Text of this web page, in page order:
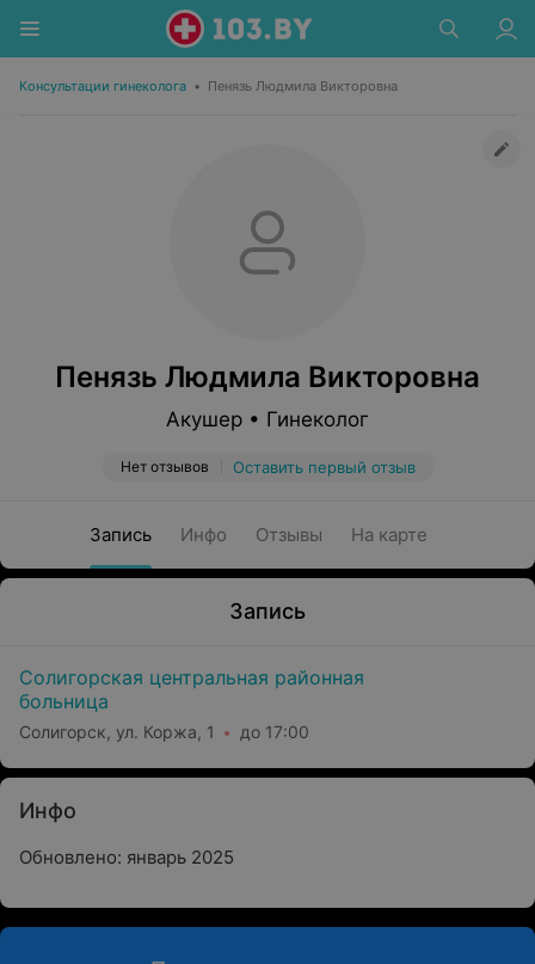
Консультации гинеколога • Пенязь Людмила Викторовна
Пенязь Людмила Викторовна
Акушер • Гинеколог
Нет отзывов Оставить первый отзыв
Запись Инфо Отзывы На карте
Запись
Солигорская центральная районная
больница
Солигорск, ул. Коржа, 1 до 17:00
Инфо
Обновлено: январь 2025